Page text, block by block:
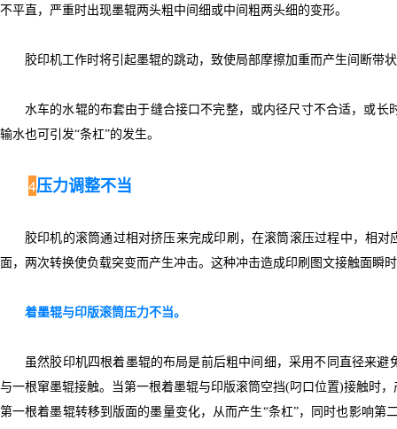
不平直，严重时出现墨辊两头粗中间细或中间粗两头细的变形。
胶印机工作时将引起墨辊的跳动，致使局部摩擦加重而产生间断带
水车的水辊的布套由于缝合接口不完整，或内径尺寸不合适，或
输水也可引发“条杠”的发生。
4压力调整不当
胶印机的滚筒通过相对挤压来完成印刷，在滚筒滚压过程中，相
面，两次转换使负载突变而产生冲击。这种冲击造成印刷图文接触面瞬
着墨辊与印版滚筒压力不当。
虽然胶印机四根着墨辊的布局是前后粗中间细，采用不同直径来
与一根窜墨辊接触。当第一根着墨辊与印版滚筒空挡(叼口位置)接触时
第一根着墨辊转移到版面的墨量变化，从而产生“条杠”，同时也影响